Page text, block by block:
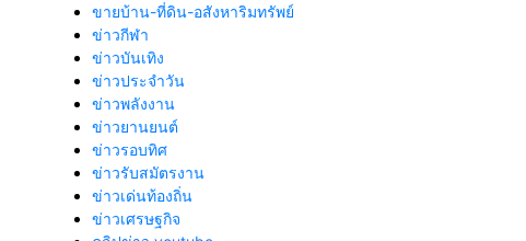
ขายบ้าน-ที่ดิน-อสังหาริมทรัพย์
ข่าวกีฬา
ข่าวบันเทิง
ข่าวประจำวัน
ข่าวพลังงาน
ข่าวยานยนต์
ข่าวรอบทิศ
ข่าวรับสมัตรงาน
ข่าวเด่นท้องถิ่น
ข่าวเศรษฐกิจ